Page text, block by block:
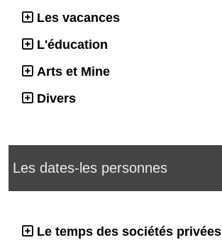
Les vacances
L'éducation
Arts et Mine
Divers
Les dates-les personnes
Le temps des sociétés privées